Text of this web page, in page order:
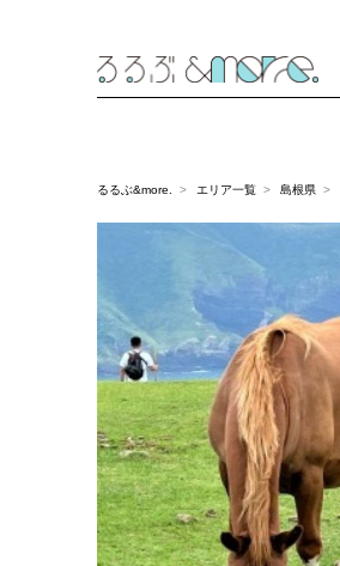
るるぶ&more. エリア一覧 島根県